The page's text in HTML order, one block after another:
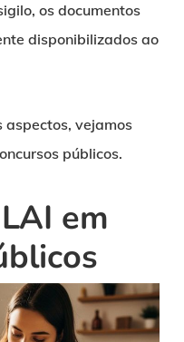
os documentos
disponibilizados ao
aspectos, vejamos
públicos.
em